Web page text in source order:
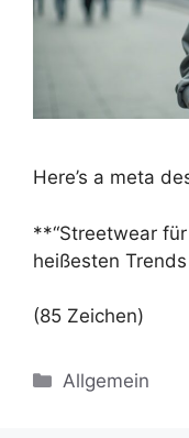
Here’s a meta
**“Streetwear
heißesten
(85 Zeichen)
Kategorien
Allgemein